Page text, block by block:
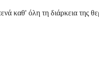
καθ' όλη τη διάρκεια της